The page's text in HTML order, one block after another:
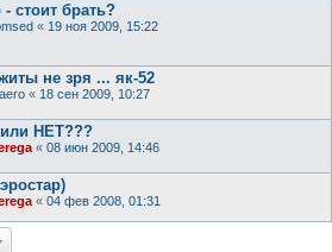
- стоит брать?
« 19 ноя 2009, 15:22
не зря ... як-52
« 18 сен 2009, 10:27
НЕТ???
« 08 июн 2009, 14:46
« 04 фев 2008, 01:31